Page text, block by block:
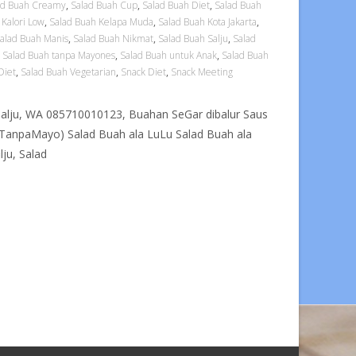
Buah Creamy, Salad Buah Cup, Salad Buah Diet, Salad Buah
Low, Salad Buah Kelapa Muda, Salad Buah Kota Jakarta,
Buah Manis, Salad Buah Nikmat, Salad Buah Salju, Salad
Salad Buah tanpa Mayones, Salad Buah untuk Anak, Salad Buah
, Salad Buah Vegetarian, Snack Diet, Snack Meeting
WA 085710010123, Buahan SeGar dibalur Saus
Salad Buah ala LuLu Salad Buah ala
Salad